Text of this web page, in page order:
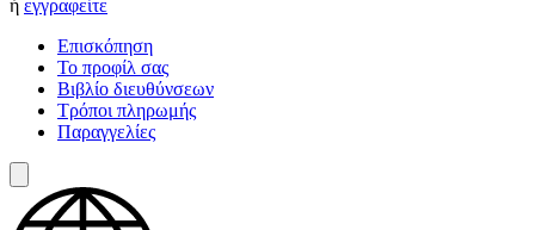
ή εγγραφείτε
Επισκόπηση
Το προφίλ σας
Βιβλίο διευθύνσεων
Τρόποι πληρωμής
Παραγγελίες